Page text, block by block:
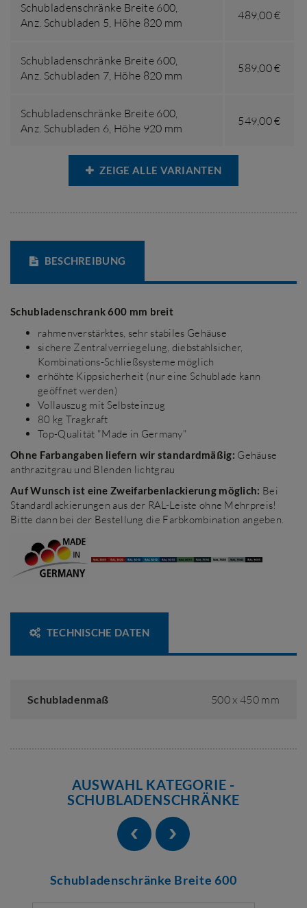
Schubladenschränke Breite 600,
Anz. Schubladen 5, Höhe 820 mm
489,00 €
Schubladenschränke Breite 600,
Anz. Schubladen 7, Höhe 820 mm
589,00 €
Schubladenschränke Breite 600,
Anz. Schubladen 6, Höhe 920 mm
549,00 €
ZEIGE ALLE VARIANTEN
BESCHREIBUNG
Schubladenschrank 600 mm breit
rahmenverstärktes, sehr stabiles Gehäuse
sichere Zentralverriegelung, diebstahlsicher,
Kombinations-Schließsysteme möglich
erhöhte Kippsicherheit (nur eine Schublade kann
geöffnet werden)
Vollauszug mit Selbsteinzug
80 kg Tragkraft
Top-Qualität "Made in Germany"
Ohne Farbangaben liefern wir standardmäßig: Gehäuse
anthrazitgrau und Blenden lichtgrau
Auf Wunsch ist eine Zweifarbenlackierung möglich: Bei
Standardlackierungen aus der RAL-Leiste ohne Mehrpreis!
Bitte dann bei der Bestellung die Farbkombination angeben.
TECHNISCHE DATEN
Schubladenmaß 500 x 450 mm
AUSWAHL KATEGORIE -
SCHUBLADENSCHRÄNKE
Schubladenschränke Breite 600